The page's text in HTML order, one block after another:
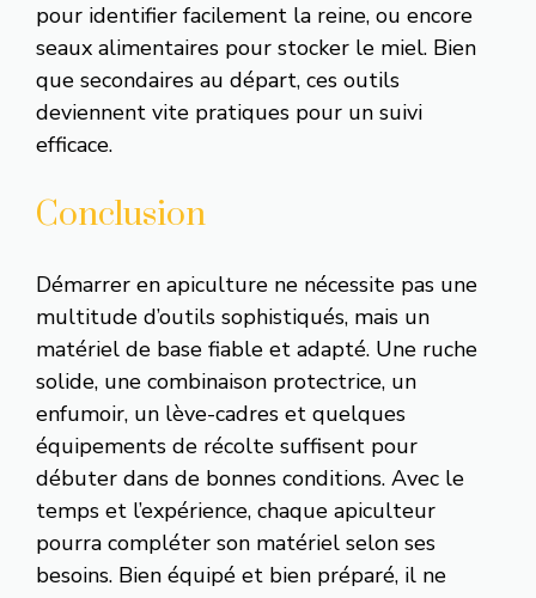
pour identifier facilement la reine, ou encore
seaux alimentaires pour stocker le miel. Bien
que secondaires au départ, ces outils
deviennent vite pratiques pour un suivi
efficace.
Conclusion
Démarrer en apiculture ne nécessite pas une
multitude d’outils sophistiqués, mais un
matériel de base fiable et adapté. Une ruche
solide, une combinaison protectrice, un
enfumoir, un lève-cadres et quelques
équipements de récolte suffisent pour
débuter dans de bonnes conditions. Avec le
temps et l’expérience, chaque apiculteur
pourra compléter son matériel selon ses
besoins. Bien équipé et bien préparé, il ne